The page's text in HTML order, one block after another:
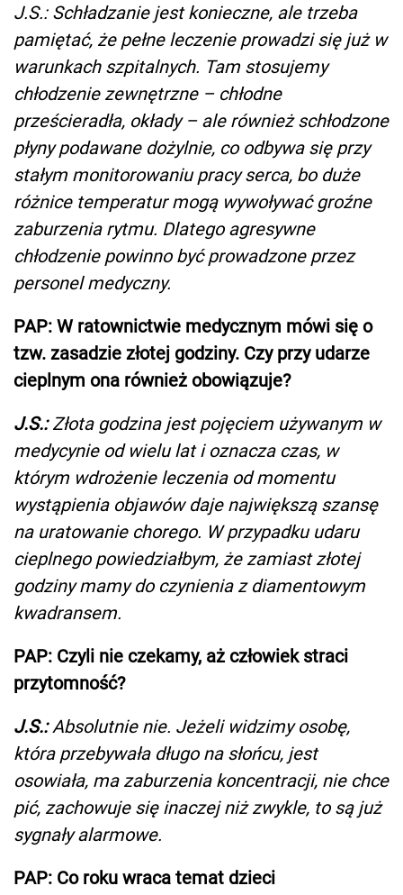
J.S.: Schładzanie jest konieczne, ale trzeba
pamiętać, że pełne leczenie prowadzi się już w
warunkach szpitalnych. Tam stosujemy
chłodzenie zewnętrzne – chłodne
prześcieradła, okłady – ale również schłodzone
płyny podawane dożylnie, co odbywa się przy
stałym monitorowaniu pracy serca, bo duże
różnice temperatur mogą wywoływać groźne
zaburzenia rytmu. Dlatego agresywne
chłodzenie powinno być prowadzone przez
personel medyczny.
PAP: W ratownictwie medycznym mówi się o
tzw. zasadzie złotej godziny. Czy przy udarze
cieplnym ona również obowiązuje?
J.S.:Złota godzina jest pojęciem używanym w
medycynie od wielu lat i oznacza czas, w
którym wdrożenie leczenia od momentu
wystąpienia objawów daje największą szansę
na uratowanie chorego. W przypadku udaru
cieplnego powiedziałbym, że zamiast złotej
godziny mamy do czynienia z diamentowym
kwadransem.
PAP: Czyli nie czekamy, aż człowiek straci
przytomność?
J.S.:Absolutnie nie. Jeżeli widzimy osobę,
która przebywała długo na słońcu, jest
osowiała, ma zaburzenia koncentracji, nie chce
pić, zachowuje się inaczej niż zwykle, to są już
sygnały alarmowe.
PAP: Co roku wraca temat dzieci